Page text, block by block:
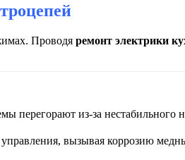
Проводя ремонт электрики
перегорают из-за нестабильного
вызывая коррозию